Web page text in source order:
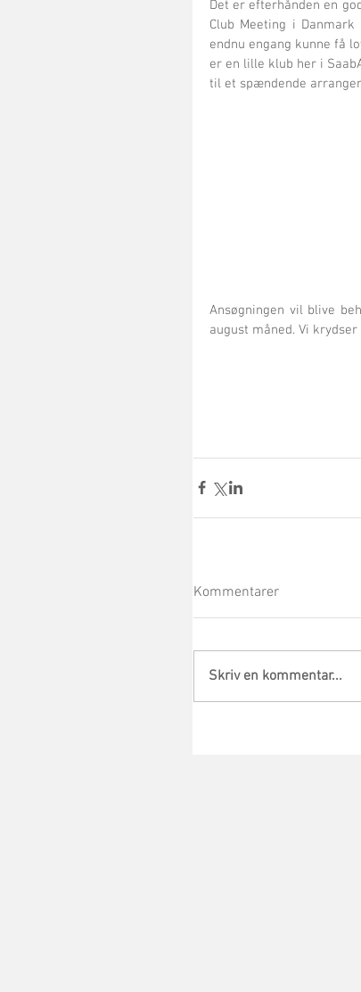
Det er efterhånden en
Club Meeting i
endnu engang kunne få
er en lille klub her i
til et spændende
Ansøgningen vil blive
august måned. Vi
Kommentarer
Skriv en kommentar...